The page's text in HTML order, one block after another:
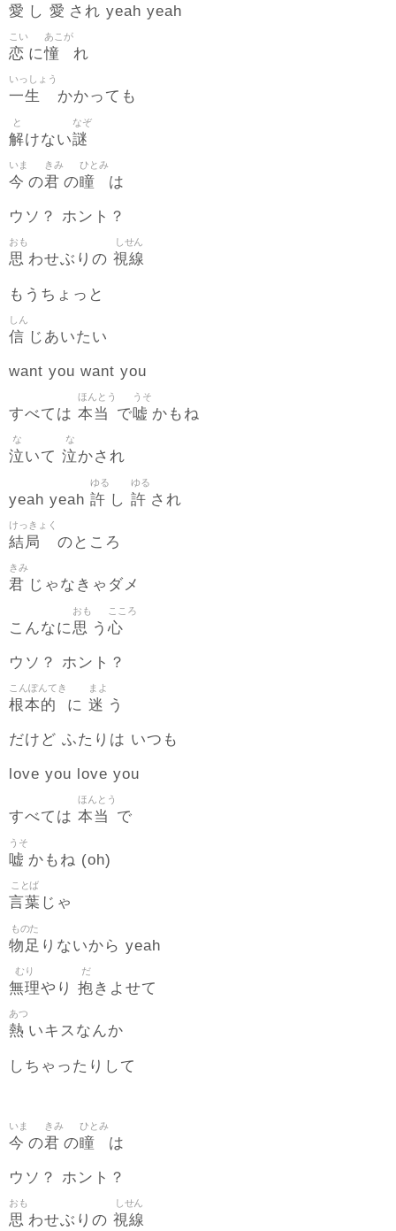
愛 し 愛 され yeah yeah
恋
こい
に憧
あこが
れ
一生
いっしょう
かかっても
解
と
けない謎
なぞ
今
いま
の君
きみ
の瞳
ひとみ
は
ウソ？ ホント？
思
おも
わせぶりの 視線
しせん
もうちょっと
信
しん
じあいたい
want you want you
すべては 本当
ほんとう
で嘘
うそ
かもね
泣
な
いて 泣
な
かされ
yeah yeah 許
ゆる
し 許
ゆる
され
結局
けっきょく
のところ
君
きみ
じゃなきゃダメ
こんなに思
おも
う 心
こころ
ウソ？ ホント？
根本的
こんぽんてき
に 迷
まよ
う
だけど ふたりは いつも
love you love you
すべては 本当
ほんとう
で
嘘
うそ
かもね (oh)
言葉
ことば
じゃ
物足
ものた
りないから yeah
無理
むり
やり 抱
だ
きよせて
熱
あつ
いキスなんか
しちゃったりして
今
いま
の君
きみ
の瞳
ひとみ
は
ウソ？ ホント？
思
おも
わせぶりの 視線
しせん